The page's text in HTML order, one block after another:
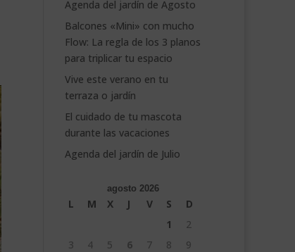
Agenda del jardín de Agosto
Balcones «Mini» con mucho
Flow: La regla de los 3 planos
para triplicar tu espacio
Vive este verano en tu
terraza o jardín
El cuidado de tu mascota
durante las vacaciones
Agenda del jardín de Julio
agosto 2026
L M X J V S
D
1
2
3
4 5 6 7 8
9